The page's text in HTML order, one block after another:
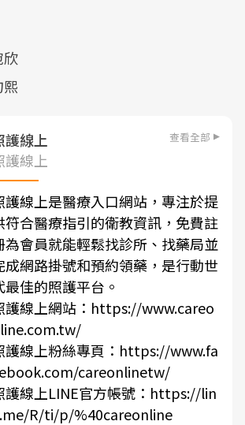
欣
護線上 查看全部
護線上
護線上是醫療入口網站，專注於提
符合醫療指引的衛教資訊，免費註
為會員就能輕鬆找診所、找藥局並
成網路掛號和預約領藥，是行動世
最佳的照護平台。
護線上網站： https://www.careo
護線上粉絲專頁： https://www.fa
careonlinetw/
護線上LINE官方帳號： https://lin
R/ti/p/%40careonline